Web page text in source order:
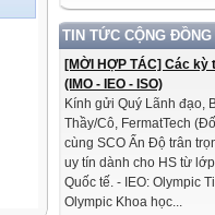
TIN TỨC CỘNG ĐỒNG
[MỜI HỢP TÁC] Các
(IMO - IEO - ISO)
Kính gửi Quý Lãnh đạo,
Thầy/Cô, FermatTech
cùng SCO Ấn Độ trân
uy tín dành cho HS từ
Quốc tế. - IEO: Olympic
Olympic Khoa học...